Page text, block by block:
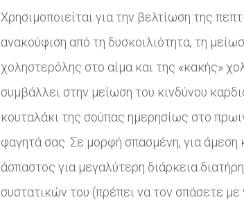
Χρησιμοποιείται για την βελτίωση της
ανακούφιση από τη δυσκοιλιότητα, τη
χοληστερόλης στο αίμα και της «κακής»
συμβάλλει στην μείωση του κινδύνου
κουταλάκι της σούπας ημερησίως στο
φαγητά σας. Σε μορφή σπασμένη, για άμεση
άσπαστος για μεγαλύτερη διάρκεια
συστατικών του (πρέπει να τον σπάσετε με